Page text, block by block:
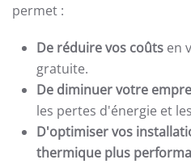
permet :
De réduire vos coûts en
gratuite.
De diminuer votre
les pertes d'énergie et
D'optimiser vos
thermique plus